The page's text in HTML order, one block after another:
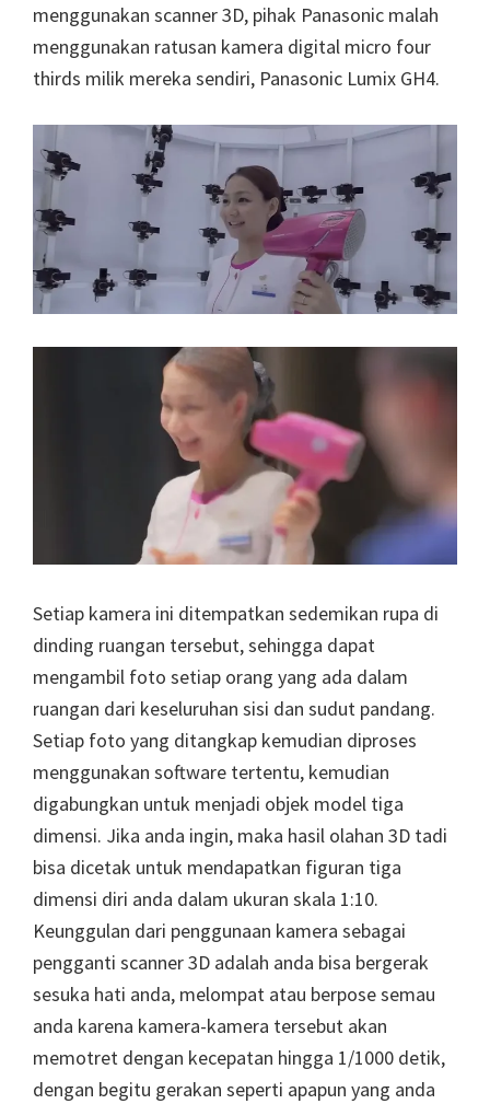
menggunakan scanner 3D, pihak Panasonic malah
menggunakan ratusan kamera digital micro four
thirds milik mereka sendiri, Panasonic Lumix GH4.
Setiap kamera ini ditempatkan sedemikan rupa di
dinding ruangan tersebut, sehingga dapat
mengambil foto setiap orang yang ada dalam
ruangan dari keseluruhan sisi dan sudut pandang.
Setiap foto yang ditangkap kemudian diproses
menggunakan software tertentu, kemudian
digabungkan untuk menjadi objek model tiga
dimensi. Jika anda ingin, maka hasil olahan 3D tadi
bisa dicetak untuk mendapatkan figuran tiga
dimensi diri anda dalam ukuran skala 1:10.
Keunggulan dari penggunaan kamera sebagai
pengganti scanner 3D adalah anda bisa bergerak
sesuka hati anda, melompat atau berpose semau
anda karena kamera-kamera tersebut akan
memotret dengan kecepatan hingga 1/1000 detik,
dengan begitu gerakan seperti apapun yang anda